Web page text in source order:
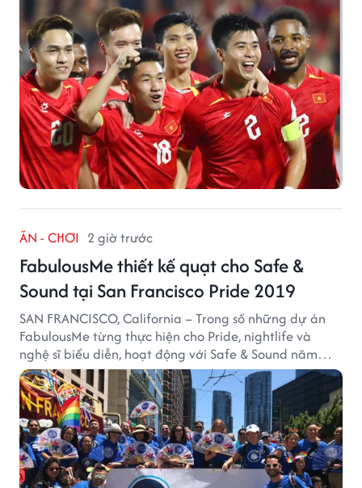
ĂN - CHƠI 2 giờ trước
FabulousMe thiết kế quạt cho Safe &
Sound tại San Francisco Pride 2019
SAN FRANCISCO, California – Trong số những dự án
FabulousMe từng thực hiện cho Pride, nightlife và
nghệ sĩ biểu diễn, hoạt động với Safe & Sound năm
2019 mang một bối cảnh khác biệt. Safe & Sound là tổ
chức phi lợi nhuận tại San Francisco hoạt động trong
lĩnh vực phòng ngừa bạo hành trẻ em, hỗ trợ gia đình
và xây dựng môi trường an toàn cho trẻ em.